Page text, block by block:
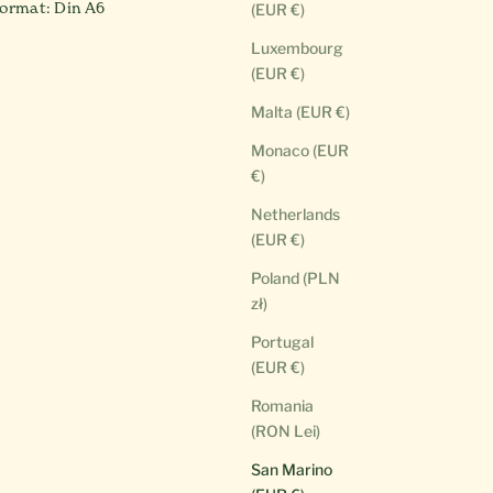
(EUR €)
Luxembourg
(EUR €)
Malta (EUR €)
Monaco (EUR
€)
Netherlands
(EUR €)
Poland (PLN
zł)
Portugal
(EUR €)
Romania
(RON Lei)
San Marino
Din A6